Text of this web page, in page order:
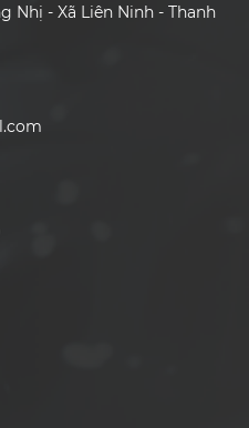
Nhị - Xã Liên Ninh - Thanh